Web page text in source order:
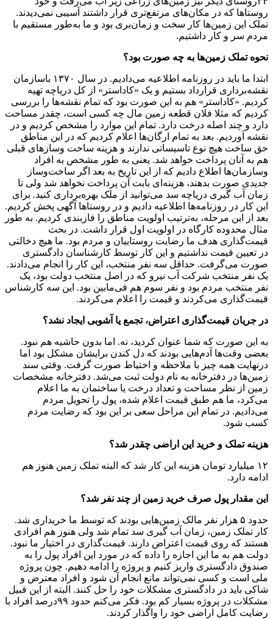
روستاها که در مکان‌های مرتفع‌تری قرار داشتند آسیبی نمی‌دیدند.
تملک این زمین‌ها کار سخت و زمان‌بری بود و ما به‌طور مستقیم با
مردم سر و کار داشتیم.
نحوه تملک زمین‌ها به چه صورت بود؟
ابتدا ما باید در روزنامه اطلاعیه می‌دادیم. در‌ سال ۱۳۷۰ با‌سازمان
نقشه‌برداری قرارداد بستیم و یک «کاداستر» از کل دریاچه تهیه
کردیم. «کاداستر» هم به این صورت بود که تمام نقشه‌ها را بررسی
کردیم که مثلا فلان قطعه زمین مال چه کسی است، چقدر مساحت
دارد و چند اصله درخت دارد. تمام این موارد را مشخص کردیم و در
نقشه آوردیم. بعد به تمام ارگان‌ها اعلام کردیم که در این مناطق
حق ساخت هیچ نوع تاسیساتی ندارند و هزینه ساخت و‌سازهای قبلی
هم به آنان پرداخت خواهد شد. یعنی به طور مشخص به افراد
و‌سازمان‌ها اطلاع دادیم که از این تاریخ به بعد اگر ساخت‌و‌ساز
جدیدی صورت بدهند، هزینه‌ای بابت آن پرداخت نخواهد شد ولی تا
زمان آب گیری دریاچه سد می‌توانید از ملک بهره‌برداری کنید. برای
این کار در روزنامه‌ها اطلاعیه دادیم و در روستاها آگهی پخش کردیم.
بعد از این مرحله، به‌ترتیب اولویت مناطق را فاز‌بندی کردیم. به طور
مثال محدوده کارگاه در اولویت اول قرار داشت. در بحث
قیمت‌گذاری هدف ما رضایت روستاییان و مردم بود. ما هیچ دخالتی
در تعیین قیمت نداشتیم و این کار توسط کارشناسان دادگستری
صورت می‌گرفت. حداقل سه نفر منتخب، این کار را انجام می‌دادند.
یک نفر منتخب شرکت آب نیرو که در اصل منتخب دولت بود، یک
نفر منتخب مردم بود و نفر سوم هم فی‌مابین بود. این سه کارشناس
قیمت‌گذاری می‌کردند و قیمت را اعلام می‌کردند.
در جریان قیمت‌گذاری اعتراض، تجمع یا آشوبی ایجاد نشد؟
به این صورت که شما عنوان کردید، نه. اما بدون حاشیه هم نبود.
بعضی وقت‌ها آدم‌هایی بودند که دل کندن برایشان مشکل بود اما
درنهایت همه چیز با ملاحظه و احتیاط صورت ‌گرفت. وقتی سند
زمین‌ها در دفترخانه به نام دولت ثبت می‌شد. دفترخانه مشخصات
زمین از نظر مساحت و تعداد درخت یا ساختمان به ما اعلام
می‌کرد، ما هم طبق قیمت اعلام شده، پول را تحویل مردم
می‌دادیم. در تمام این مراحل سعی بر این بود که رضایت مردم
کسب شود.
هزینه تملک و خرید این اراضی چقدر شد؟
۱۲‌ میلیارد تومان هزینه این کار شد که البته تملک زمین هنوز هم
ادامه دارد.
این مقدار پول صرف خرید زمین از چند نفر شد؟
حدود ۵‌ هزار نفر مالک زمین‌هایی بودند که توسط ما خریداری شد.
کار تملک زمین، زمان آب گیری سد تمام شد ولی هنوز هم افرادی
هستند که روی قیمت اعتراض دارند. قیمت‌گذاری در اختیار ما نبود.
دولت هم به ما این اجازه را داده که در مورد این افراد پول را به
صندوق دادگستری واریز کنیم و پروژه را ادامه دهیم. چون پروژه
ملی است و کسی نمی‌تواند مانع انجام آن شود و افراد معترض و
شاکی باید در دادگستری مشکلات خود را حل کنند. البته از این قبیل
مشکلات در پروژه بسیار کم بود. فکر می‌کنم حدود ۹۹درصد افراد با
رضایت کامل اراضی خود را واگذار کردند.